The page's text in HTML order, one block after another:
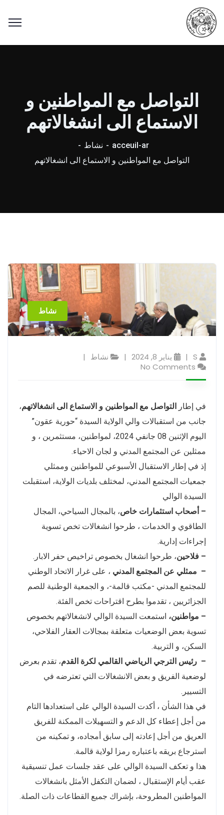
التواصل مع المواطنين و
الاستماع الى انشغالاتهم
acceuil-ar
نشاط
التواصل مع المواطنين و الاستماع الى انشغالاتهم
نشاط
S يناير 8, 2024
نشاط
No Comments
في إطار التواصل مع المواطنين و الاستماع الى انشغالاتهم،
جانب من استقبالات والي الولاية السيدة “حورية عقون”
اليوم الإثنين 08 جانفي 2024، لمواطنين، مستثمرين ، و
ممثلين عن المجتمع المدني و لجان الاحياء.
إذ في إطار الاستقبال الأسبوعي للمواطنين وممثلي
جمعيات المجتمع المدني، لمختلف بلديات الولاية، استقبلت
السيدة الوالي
– أصحاب استثمارات خاص، بالمجال السياحي، المجال
الطاقوي و الخدمات ، طرحوا انشغالات تخص تسوية
إجراءات إدارية.
– فلاحين، طرحوا انشغال بخصوص تراخيص حفر الابار.
– ممثلي عن المجتمع المدني ، على غرار الاتحاد الوطني
للمجتمع المدني -مكتب قالمة-، و الجمعية الوطنية للصم
الجزائريين ، تقدموا بطرح اقتراحات تخص الفئة.
– مواطنين، استمعت السيدة الوالي لانشغالاتهم بخصوص
تسوية بعض الوضعيات متعلقة بمجالات العقار الفلاحي،
السكن، و التربية.
– رئيس الترجي الرياضي القالمي لكرة القدم، تقدم بعرض
لوضعية الفريق و بعض الانشغالات التي تعترضه في
التسيير.
في هذا الشأن ، أكدت السيدة الوالي على استعدادها التام
من أجل إعطاء كل الدعم و التسهيلات الممكنة للفريق
العريق من أجل إعادته إلى سابق أمجاده، و تمكينه من
استرجاع بريقه باعتباره رمزا لولاية قالمة.
هذا و تعكف السيدة الوالي على عقد جلسات عمل تنسيقية
عقب أيام الإستقبال ، لضمان التكفل الأمثل بانشغالات
المواطنين المطروحة، بإشراك جميع القطاعات ذات الصلة.